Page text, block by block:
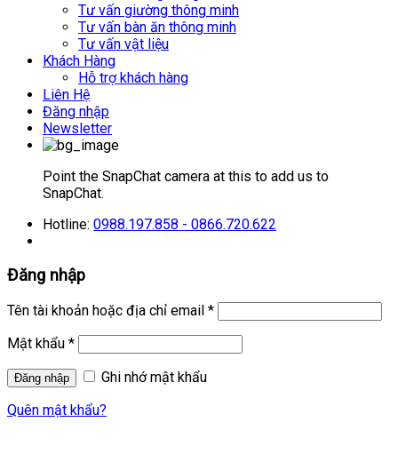
Tư vấn giường thông minh
Tư vấn bàn ăn thông minh
Tư vấn vật liệu
Khách Hàng
Hỗ trợ khách hàng
Liên Hệ
Đăng nhập
Newsletter
Point the SnapChat camera at this to add us to
SnapChat.
Hotline: 0988.197.858 - 0866.720.622
Đăng nhập
Tên tài khoản hoặc địa chỉ email *
Mật khẩu *
Ghi nhớ mật khẩu
Quên mật khẩu?